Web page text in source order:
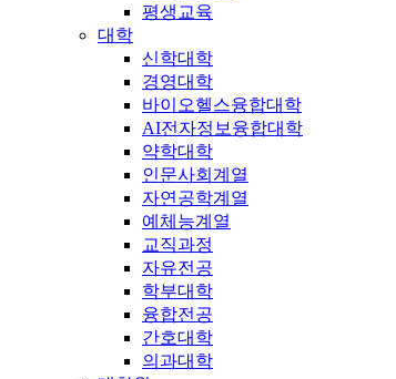
평생교육
대학
신학대학
경영대학
바이오헬스융합대학
AI전자정보융합대학
약학대학
인문사회계열
자연공학계열
예체능계열
교직과정
자유전공
학부대학
융합전공
간호대학
의과대학